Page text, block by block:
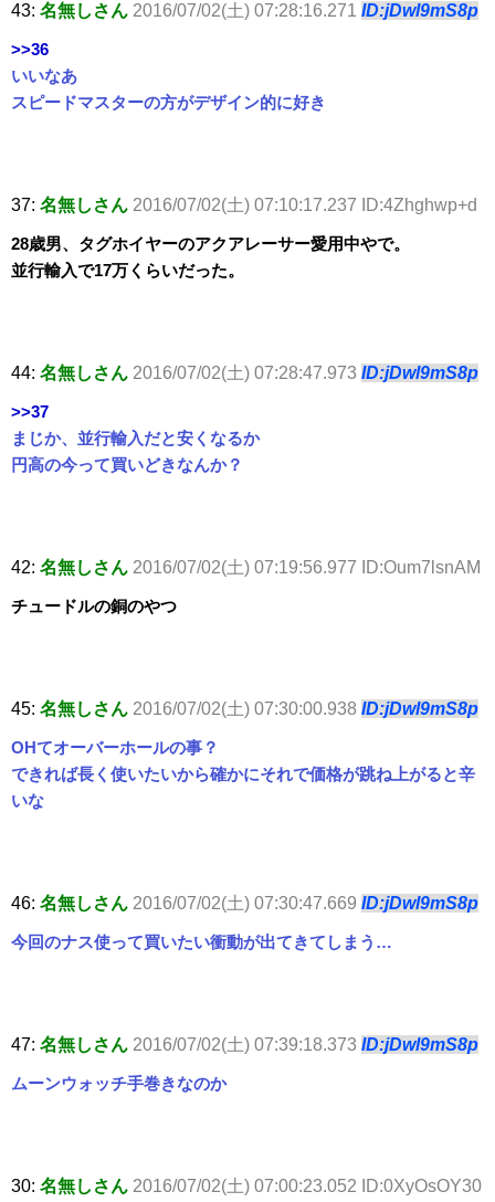
43: 名無しさん 2016/07/02(土) 07:28:16.271 ID:jDwl9mS8p
>>36
いいなあ
スピードマスターの方がデザイン的に好き
37: 名無しさん 2016/07/02(土) 07:10:17.237 ID:4Zhghwp+d
28歳男、タグホイヤーのアクアレーサー愛用中やで。
並行輸入で17万くらいだった。
44: 名無しさん 2016/07/02(土) 07:28:47.973 ID:jDwl9mS8p
>>37
まじか、並行輸入だと安くなるか
円高の今って買いどきなんか？
42: 名無しさん 2016/07/02(土) 07:19:56.977 ID:Oum7lsnAM
チュードルの銅のやつ
45: 名無しさん 2016/07/02(土) 07:30:00.938 ID:jDwl9mS8p
OHてオーバーホールの事？
できれば長く使いたいから確かにそれで価格が跳ね上がると辛
いな
46: 名無しさん 2016/07/02(土) 07:30:47.669 ID:jDwl9mS8p
今回のナス使って買いたい衝動が出てきてしまう…
47: 名無しさん 2016/07/02(土) 07:39:18.373 ID:jDwl9mS8p
ムーンウォッチ手巻きなのか
30: 名無しさん 2016/07/02(土) 07:00:23.052 ID:0XyOsOY30